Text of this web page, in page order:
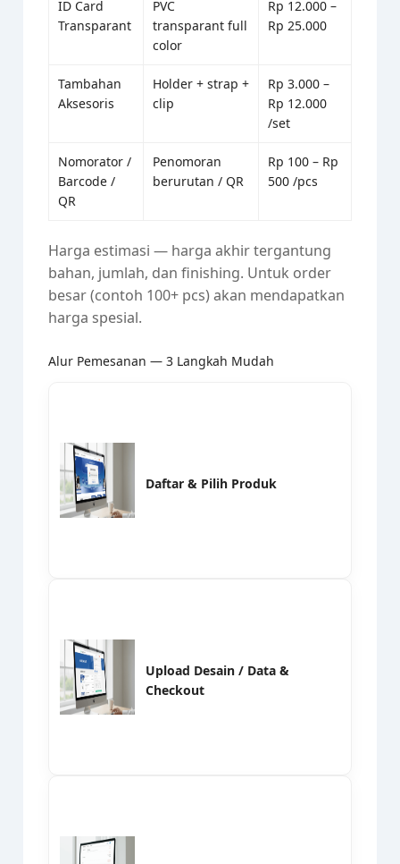
ID Card
Transparant
PVC
transparant full
color
Rp 12.000 –
Rp 25.000
Tambahan
Aksesoris
Holder + strap +
clip
Rp 3.000 –
Rp 12.000
/set
Nomorator /
Barcode /
QR
Penomoran
berurutan / QR
Rp 100 – Rp
500 /pcs
Harga estimasi — harga akhir tergantung
bahan, jumlah, dan finishing. Untuk order
besar (contoh 100+ pcs) akan mendapatkan
harga spesial.
Alur Pemesanan — 3 Langkah Mudah
Daftar & Pilih Produk
Upload Desain / Data &
Checkout